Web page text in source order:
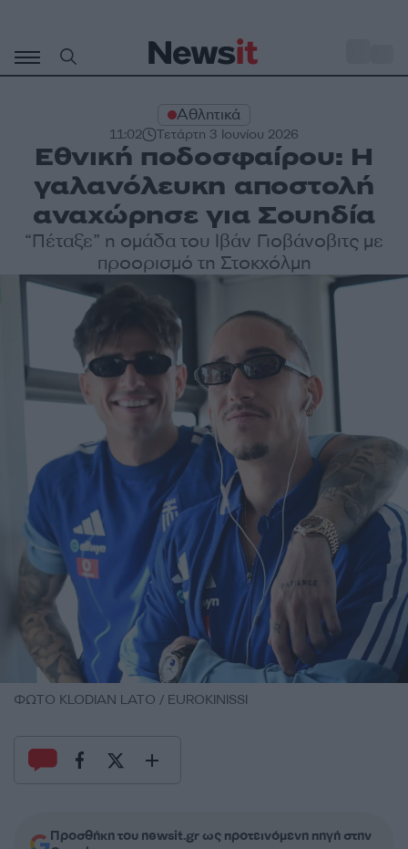
περιεχόμενο
Αθλητικά
11:02 Τετάρτη 3 Ιουνίου 2026
Εθνική ποδοσφαίρου: Η
γαλανόλευκη αποστολή
αναχώρησε για Σουηδία
“Πέταξε” η ομάδα του Ιβάν Γιοβάνοβιτς με
προορισμό τη Στοκχόλμη
ΦΩΤΟ KLODIAN LATO / EUROKINISSI
Προσθήκη του newsit.gr ως προτεινόμενη πηγή στην